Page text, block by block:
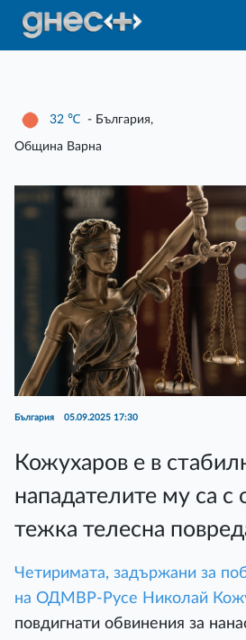
32 ℃ - България,
Община Варна
България 05.09.2025 17:30
Кожухаров е в
нападателите му са с
тежка телесна
Четиримата, задържани за
на ОДМВР-Русе Николай
повдигнати обвинения за